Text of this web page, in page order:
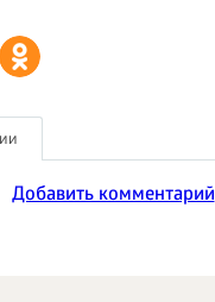
Добавить комментарий